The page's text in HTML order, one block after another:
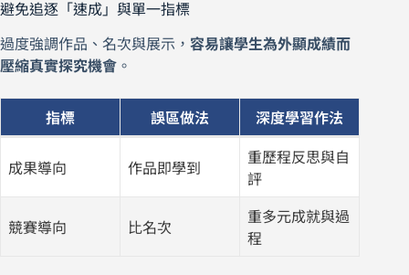
避免追逐「速成」與單一指標
過度強調作品、名次與展示， 容易讓學生為外顯成績而
壓縮真實探究機會 。
指標 誤區做法 深度學習作法
成果導向 作品即學到
重歷程反思與自
評
競賽導向 比名次
重多元成就與過
程